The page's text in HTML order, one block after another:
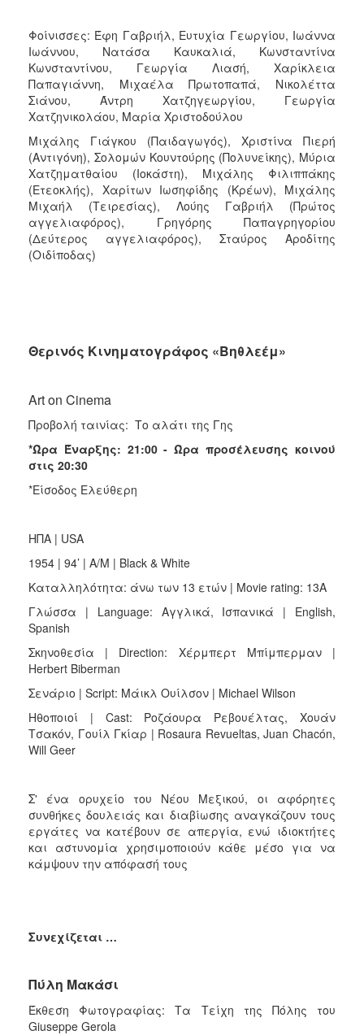
Φοίνισσες: Έφη Γαβριήλ, Ευτυχία Γεωργίου, Ιωάννα
Ιωάννου, Νατάσα Καυκαλιά, Κωνσταντίνα
Κωνσταντίνου, Γεωργία Λιασή, Χαρίκλεια
Παπαγιάννη, Μιχαέλα Πρωτοπαπά, Νικολέττα
Σιάνου, Άντρη Χατζηγεωργίου, Γεωργία
Χατζηνικολάου, Μαρία Χριστοδούλου
Μιχάλης Γιάγκου (Παιδαγωγός), Χριστίνα Πιερή
(Αντιγόνη), Σολομών Κουντούρης (Πολυνείκης), Μύρια
Χατζηματθαίου (Ιοκάστη), Μιχάλης Φιλιππάκης
(Ετεοκλής), Χαρίτων Ιωσηφίδης (Κρέων), Μιχάλης
Μιχαήλ (Τειρεσίας), Λούης Γαβριήλ (Πρώτος
αγγελιαφόρος), Γρηγόρης Παπαγρηγορίου
(Δεύτερος αγγελιαφόρος), Σταύρος Αροδίτης
(Οιδίποδας)
Θερινός Κινηματογράφος «Βηθλεέμ»
Art on Cinema
Προβολή ταινίας: Το αλάτι της Γης
*Ώρα Έναρξης: 21:00 -Ώρα προσέλευσης κοινού
στις 20:30
*Είσοδος Ελεύθερη
ΗΠΑ | USA
1954 | 94’ | A/M | Black & White
Καταλληλότητα: άνω των 13 ετών | Movie rating: 13A
Γλώσσα | Language: Αγγλικά, Ισπανικά | English,
Spanish
Σκηνοθεσία | Direction: Χέρμπερτ Μπίμπερμαν |
Herbert Biberman
Σενάριο | Script: Μάικλ Ουίλσον | Michael Wilson
Ηθοποιοί | Cast: Ροζάουρα Ρεβουέλτας, Χουάν
Τσακόν, Γουίλ Γκίαρ | Rosaura Revueltas, Juan Chacón,
Will Geer
Σ' ένα ορυχείο του Νέου Μεξικού, οι αφόρητες
συνθήκες δουλειάς και διαβίωσης αναγκάζουν τους
εργάτες να κατέβουν σε απεργία, ενώ ιδιοκτήτες
και αστυνομία χρησιμοποιούν κάθε μέσο για να
κάμψουν την απόφασή τους
Συνεχίζεται …
Πύλη Μακάσι
Έκθεση Φωτογραφίας: Τα Τείχη της Πόλης του
Giuseppe Gerola